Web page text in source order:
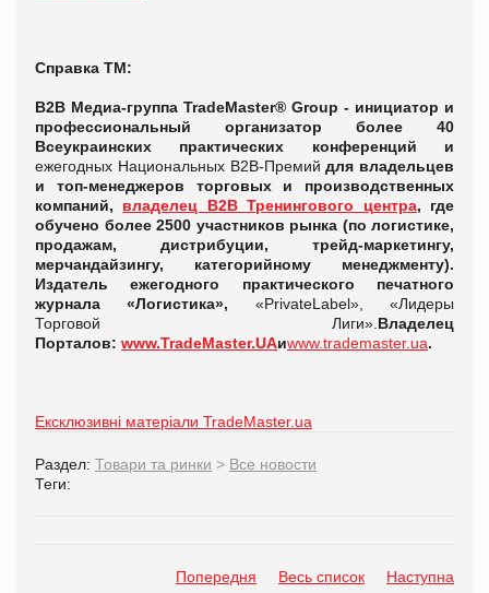
Справка ТМ:
В2В Медиа-группа TradeMaster® Group - инициатор и
профессиональный организатор более 40
Всеукраинских практических конференций и
ежегодных Национальных В2В-Премийдля владельцев
и топ-менеджеров торговых и производственных
компаний, владелец В2В Тренингового центра, где
обучено более 2500 участников рынка (по логистике,
продажам, дистрибуции, трейд-маркетингу,
мерчандайзингу, категорийному менеджменту).
Издатель ежегодного практического печатного
журнала «Логистика», «PrivateLabel», «Лидеры
Торговой Лиги». Владелец
Порталов: www.TradeMaster.UAиwww.trademaster.ua.
Ексклюзивні матеріали TradeMaster.ua
Раздел: Товари та ринки > Все новости
Теги:
Попередня Весь список Наступна